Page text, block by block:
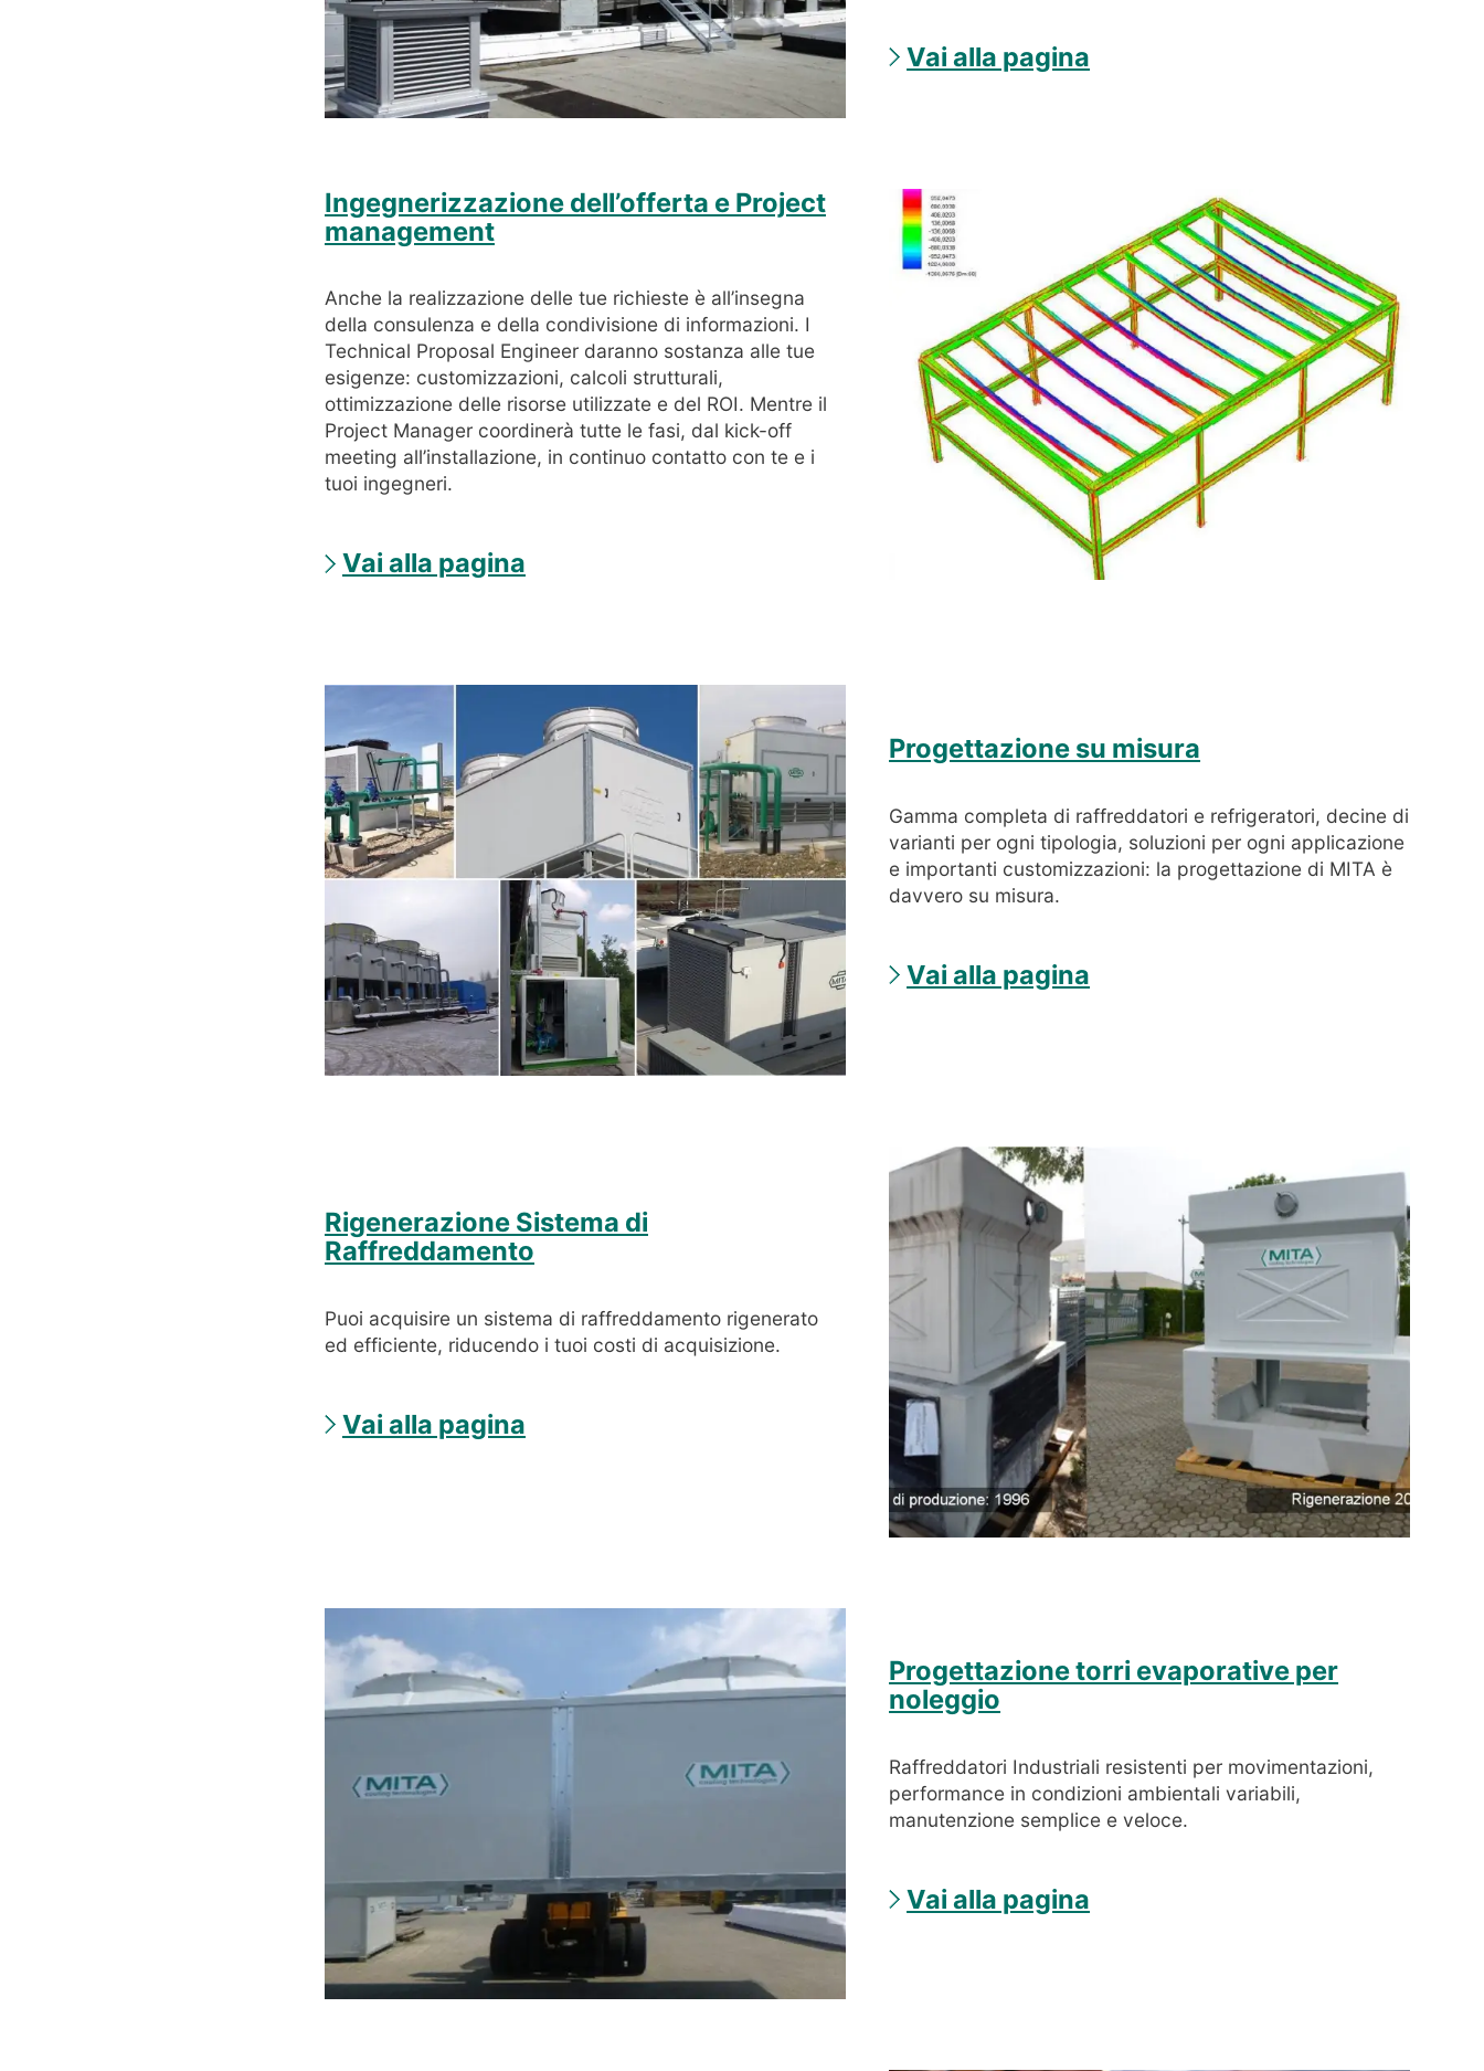
Vai alla pagina
Ingegnerizzazione dell’offerta e Project
management
Anche la realizzazione delle tue richieste è all’insegna
della consulenza e della condivisione di informazioni. I
Technical Proposal Engineer daranno sostanza alle tue
esigenze: customizzazioni, calcoli strutturali,
ottimizzazione delle risorse utilizzate e del ROI. Mentre il
Project Manager coordinerà tutte le fasi, dal kick-off
meeting all’installazione, in continuo contatto con te e i
tuoi ingegneri.
Vai alla pagina
Progettazione su misura
Gamma completa di raffreddatori e refrigeratori, decine di
varianti per ogni tipologia, soluzioni per ogni applicazione
e importanti customizzazioni: la progettazione di MITA è
davvero su misura.
Vai alla pagina
Rigenerazione Sistema di
Raffreddamento
Puoi acquisire un sistema di raffreddamento rigenerato
ed efficiente, riducendo i tuoi costi di acquisizione.
Vai alla pagina
Progettazione torri evaporative per
noleggio
Raffreddatori Industriali resistenti per movimentazioni,
performance in condizioni ambientali variabili,
manutenzione semplice e veloce.
Vai alla pagina